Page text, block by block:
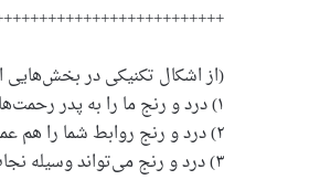
(از اشکال تکنیکی در
۱) درد و رنج ما را به پدر رحمت‌ها و خدای بخشنده همه دلگرمی‌ها نزدیکتر می کند.
۲) درد و رنج روابط شما را هم عمیق‌تر و معنی‌دارتر می‌کند.
۳) درد و رنج می‌تواند وسیله نجات هم باشد.